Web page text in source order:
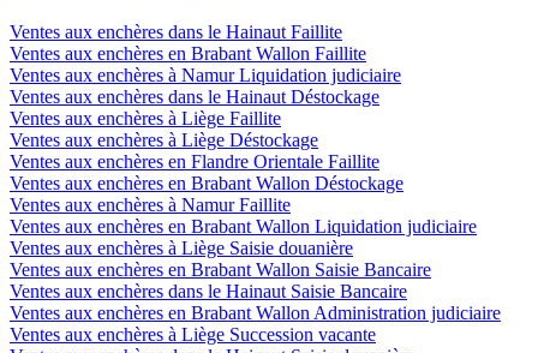
Ventes aux enchères dans le Hainaut Faillite
Ventes aux enchères en Brabant Wallon Faillite
Ventes aux enchères à Namur Liquidation judiciaire
Ventes aux enchères dans le Hainaut Déstockage
Ventes aux enchères à Liège Faillite
Ventes aux enchères à Liège Déstockage
Ventes aux enchères en Flandre Orientale Faillite
Ventes aux enchères en Brabant Wallon Déstockage
Ventes aux enchères à Namur Faillite
Ventes aux enchères en Brabant Wallon Liquidation judiciaire
Ventes aux enchères à Liège Saisie douanière
Ventes aux enchères en Brabant Wallon Saisie Bancaire
Ventes aux enchères dans le Hainaut Saisie Bancaire
Ventes aux enchères en Brabant Wallon Administration judiciaire
Ventes aux enchères à Liège Succession vacante